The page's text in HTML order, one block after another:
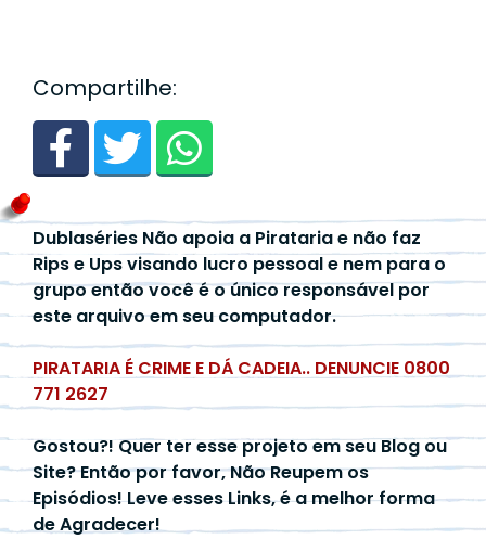
Compartilhe:
Dublaséries Não apoia a Pirataria e não faz
Rips e Ups visando lucro pessoal e nem para o
grupo então você é o único responsável por
este arquivo em seu computador.
PIRATARIA É CRIME E DÁ CADEIA.. DENUNCIE 0800
771 2627
Gostou?! Quer ter esse projeto em seu Blog ou
Site? Então por favor, Não Reupem os
Episódios! Leve esses Links, é a melhor forma
de Agradecer!